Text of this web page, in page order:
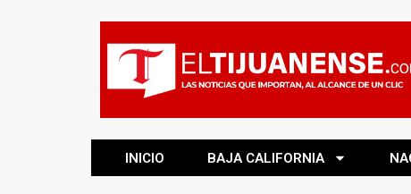
INICIO BAJA CALIFORNIA